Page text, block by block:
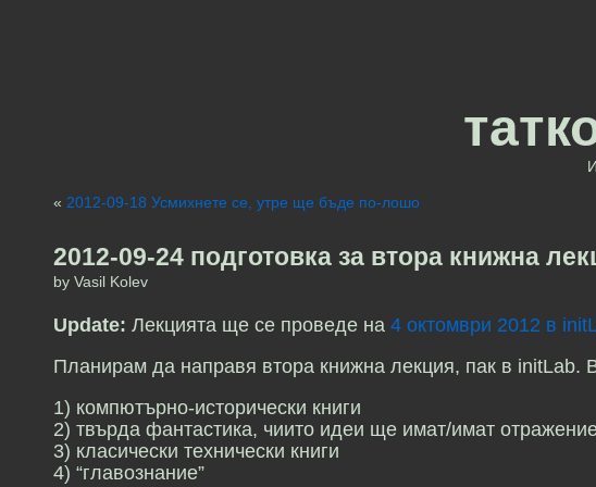
« 2012-09-18 Усмихнете се, утре ще бъде по-лошо
2012-09-24 подготовка за втора книжна
by Vasil Kolev
Update: Лекцията ще се проведе на 4 октомври 2012 в
Планирам да направя втора книжна лекция, пак в initLab.
1) компютърно-исторически книги
2) твърда фантастика, чиито идеи ще имат/имат
3) класически технически книги
4) “главознание”